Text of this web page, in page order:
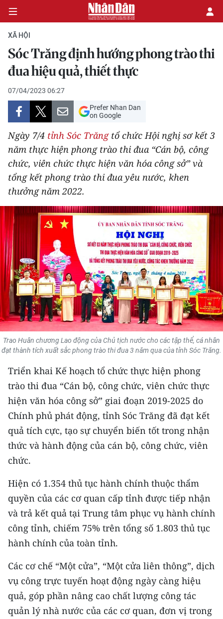
CHÍNH TRỊ
KINH TẾ
VĂN HÓA
XÃ HỘI
PHÁP LUẬT
DU LỊCH
THẾ GIỚI
THỂ THAO
GIÁO DỤC
Y TẾ
KHOA HỌC - CÔNG NGHỆ
MÔI TRƯỜNG
BẠN ĐỌC
KIỂM CHỨNG THÔNG TIN
TRI THỨC CHUYÊN SÂU
54 DÂN TỘC VIỆT NAM
CHƯƠNG TRÌNH OCOP - MỖI XÃ
MỘT SẢN PHẨM
RADIO
MEDIA CENTER
E-Magazine
Video
Media Chính trị
Media Kinh tế
XÃ HỘI
Sóc Trăng định hướng phong trào thi
đua hiệu quả, thiết thực
07/04/2023 06:27
Prefer Nhan Dan
on Google
Ngày 7/4 tỉnh Sóc Trăngtổ chức Hội nghị sơ kết 3
năm thực hiện phong trào thi đua “Cán bộ, công
chức, viên chức thực hiện văn hóa công sở” và
tổng kết phong trào thi đua yêu nước, khen
thưởng năm 2022.
Trao Huân chương Lao động của Chủ tịch nước cho các tập thể, cá nhân
đạt thành tích xuất sắc phong trào thi đua 3 năm qua của tỉnh Sóc Trăng.
Triển khai Kế hoạch tổ chức thực hiện phong
trào thi đua “Cán bộ, công chức, viên chức thực
hiện văn hóa công sở” giai đoạn 2019-2025 do
Chính phủ phát động, tỉnh Sóc Trăng đã đạt kết
quả tích cực, tạo sự chuyển biến tốt trong nhận
thức và hành động của cán bộ, công chức, viên
chức.
Hiện có 1.354 thủ tục hành chính thuộc thẩm
quyền của các cơ quan cấp tỉnh được tiếp nhận
và trả kết quả tại Trung tâm phục vụ hành chính
công tỉnh, chiếm 75% trên tổng số 1.803 thủ tục
hành chính của toàn tỉnh.
Các cơ chế “Một cửa”, “Một cửa liên thông”, dịch
vụ công trực tuyến hoạt động ngày càng hiệu
quả, góp phần nâng cao chất lượng công tác
quản lý nhà nước của các cơ quan, đơn vị trong